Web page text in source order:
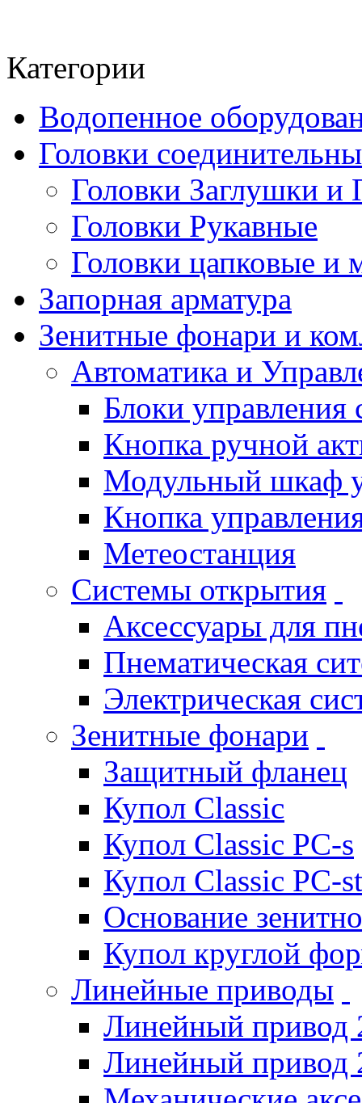
Категории
Водопенное
Головки
Головки Заглушки и
Головки Рукавные
Головки цапковые и
Запорная арматура
Зенитные фонари и
Автоматика и
Блоки
Кнопка ручной
Модульный шкаф
Кнопка
Метеостанция
Системы открытия
Аксессуары для
Пнематическая
Электрическая
Зенитные фонари
Защитный фланец
Купол Classic
Купол Classic PC-s
Купол Classic PC-st
Основание
Купол круглой
Линейные приводы
Линейный привод
Линейный привод